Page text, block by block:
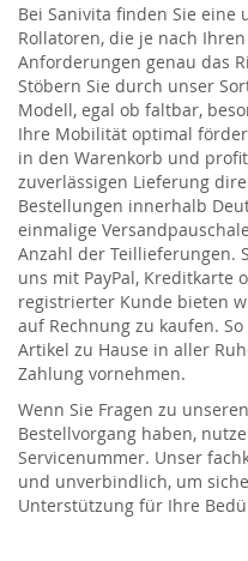
Bei Sanivita finden Sie eine
Rollatoren, die je nach
Anforderungen genau das
Stöbern Sie durch unser
Modell, egal ob faltbar,
Ihre Mobilität optimal
in den Warenkorb und
zuverlässigen Lieferung
Bestellungen innerhalb
einmalige
Anzahl der Teillieferungen.
uns mit PayPal, Kreditkarte
registrierter Kunde bieten
auf Rechnung zu kaufen.
Artikel zu Hause in aller
Zahlung vornehmen.
Wenn Sie Fragen zu
Bestellvorgang haben,
Servicenummer. Unser
und unverbindlich, um
Unterstützung für Ihre